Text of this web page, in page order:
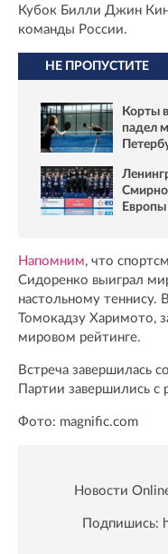
Кубок Билли Джин
команды России.
НЕ ПРОПУСТИТЕ
Корты
падел
Напомним, что
Сидоренко выиграл
настольному
Томокадзу Харимото,
мировом рейтинге.
Встреча завершилась
Партии завершились с
Фото: magnific.com
Новости
Подпишись: